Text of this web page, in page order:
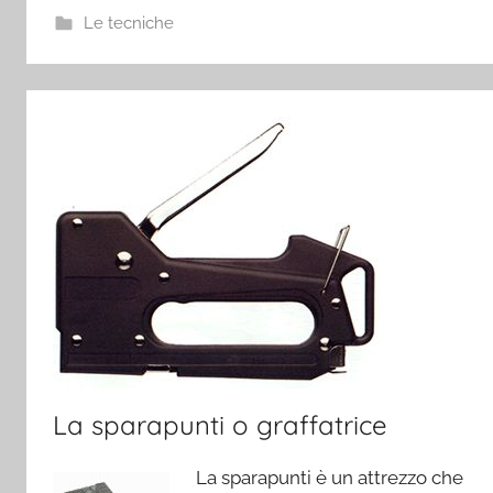
Le tecniche
La sparapunti o graffatrice
La sparapunti è un attrezzo che